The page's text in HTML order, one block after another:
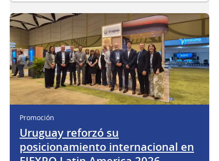
Promoción
Uruguay reforzó su
posicionamiento internacional en